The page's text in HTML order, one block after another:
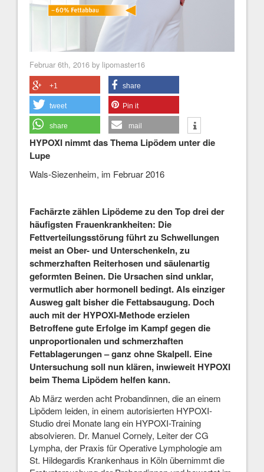
Februar 6th, 2016 by lipomaster16
+1 share
tweet Pin it
share mail
HYPOXI nimmt das Thema Lipödem unter die
Lupe
Wals-Siezenheim, im Februar 2016
Fachärzte zählen Lipödeme zu den Top drei der
häufigsten Frauenkrankheiten: Die
Fettverteilungsstörung führt zu Schwellungen
meist an Ober- und Unterschenkeln, zu
schmerzhaften Reiterhosen und säulenartig
geformten Beinen. Die Ursachen sind unklar,
vermutlich aber hormonell bedingt. Als einziger
Ausweg galt bisher die Fettabsaugung. Doch
auch mit der HYPOXI-Methode erzielen
Betroffene gute Erfolge im Kampf gegen die
unproportionalen und schmerzhaften
Fettablagerungen – ganz ohne Skalpell. Eine
Untersuchung soll nun klären, inwieweit HYPOXI
beim Thema Lipödem helfen kann.
Ab März werden acht Probandinnen, die an einem
Lipödem leiden, in einem autorisierten HYPOXI-
Studio drei Monate lang ein HYPOXI-Training
absolvieren. Dr. Manuel Cornely, Leiter der CG
Lympha, der Praxis für Operative Lymphologie am
St. Hildegardis Krankenhaus in Köln übernimmt die